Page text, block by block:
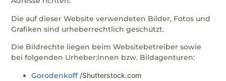
Die auf dieser Website verwendeten Bilder, Fotos und
Grafiken sind urheberrechtlich geschützt.
Die Bildrechte liegen beim Websitebetreiber sowie
bei folgenden Urheber:innen bzw. Bildagenturen:
Gorodenkoff /Shutterstock.com